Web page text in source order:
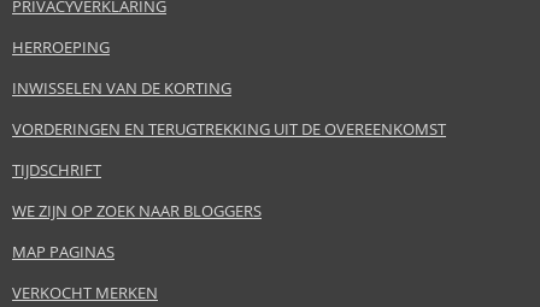
PRIVACYVERKLARING
HERROEPING
INWISSELEN VAN DE KORTING
VORDERINGEN EN TERUGTREKKING UIT DE OVEREENKOMST
TIJDSCHRIFT
WE ZIJN OP ZOEK NAAR BLOGGERS
MAP PAGINAS
VERKOCHT MERKEN